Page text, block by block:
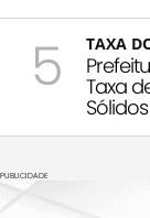
5 TAXA
Taxa
Sólidos
PUBLICIDADE